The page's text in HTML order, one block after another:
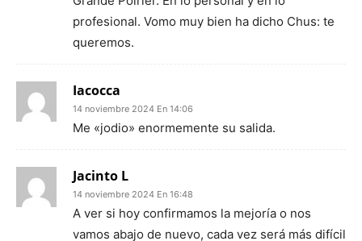
profesional. Vomo muy bien ha dicho Chus: te
queremos.
Iacocca
14 noviembre 2024 En 14:06
Me «jodio» enormemente su salida.
Jacinto L
14 noviembre 2024 En 16:48
A ver si hoy confirmamos la mejoría o nos
vamos abajo de nuevo, cada vez será más difícil